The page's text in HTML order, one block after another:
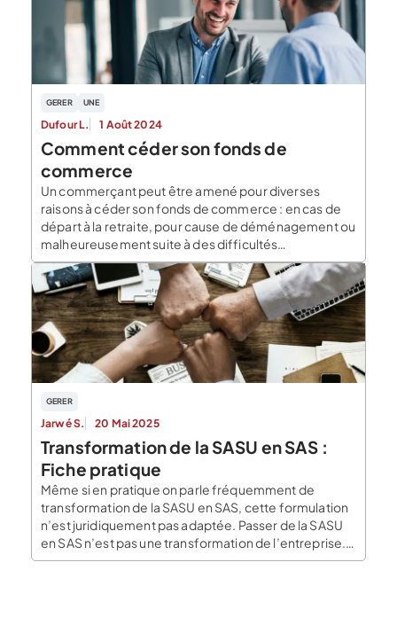
GERER UNE
Dufour L. 1 Août 2024
Comment céder son fonds de
commerce
Un commerçant peut être amené pour diverses
raisons à céder son fonds de commerce : en cas de
départ à la retraite, pour cause de déménagement ou
malheureusement suite à des difficultés
insurmontables (à l’issue d’une procédure de
liquidation judiciaire). C’est alors une procédure
complexe qui s’amorce : répertorier l’ensemble des
éléments corporels (mobiliers, outillage…) […]
GERER
Jarwé S. 20 Mai 2025
Transformation de la SASU en SAS :
Fiche pratique
Même si en pratique on parle fréquemment de
transformation de la SASU en SAS, cette formulation
n’est juridiquement pas adaptée. Passer de la SASU
en SAS n’est pas une transformation de l’entreprise. Il
s’agit de la même forme juridique, la SASU étant une